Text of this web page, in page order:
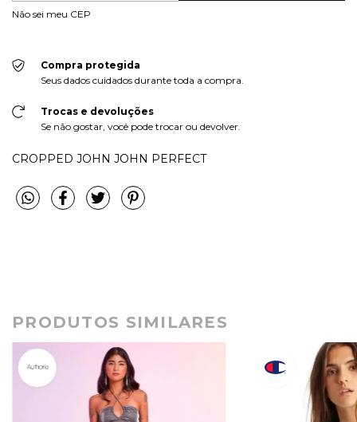
Não sei meu CEP
Compra protegida
Seus dados cuidados durante toda a compra.
Trocas e devoluções
Se não gostar, você pode trocar ou devolver.
CROPPED JOHN JOHN PERFECT
PRODUTOS SIMILARES